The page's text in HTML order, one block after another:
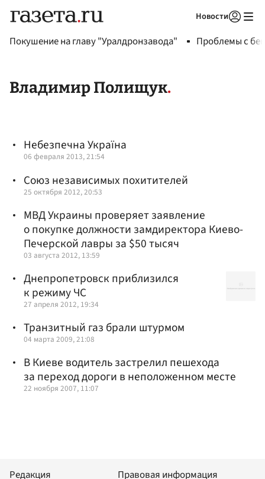
Новости
Покушение на главу "Уралдронзавода" Проблемы с
Владимир Полищук
Небезпечна Україна
06 февраля 2013, 21:54
Союз независимых похитителей
25 октября 2012, 20:53
МВД Украины проверяет заявление
о покупке должности замдиректора Киево-
Печерской лавры за $50 тысяч
03 августа 2012, 13:59
Днепропетровск приблизился
к режиму ЧС
27 апреля 2012, 19:34
Транзитный газ брали штурмом
04 марта 2009, 21:08
В Киеве водитель застрелил пешехода
за переход дороги в неположенном месте
22 ноября 2007, 11:07
Редакция
Правовая информация